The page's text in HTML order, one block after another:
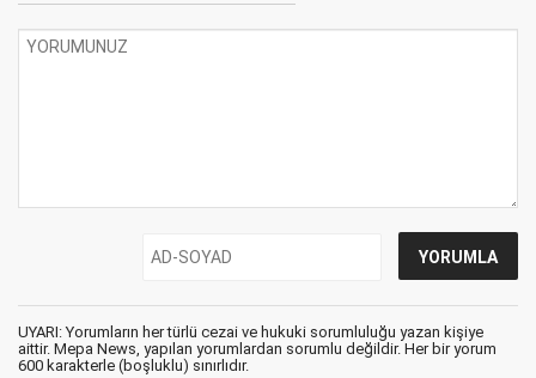
UYARI: Yorumların her türlü cezai ve hukuki sorumluluğu yazan kişiye
aittir. Mepa News, yapılan yorumlardan sorumlu değildir. Her bir yorum
600 karakterle (boşluklu) sınırlıdır.